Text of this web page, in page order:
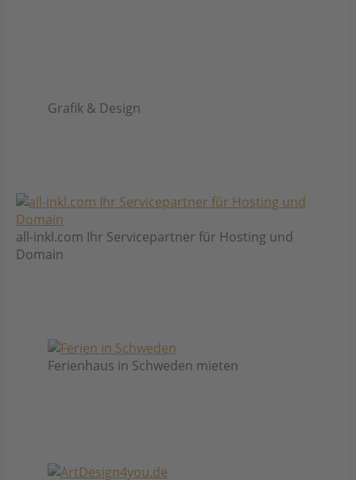
Grafik & Design
all-inkl.com Ihr Servicepartner für Hosting und
Domain
Ferienhaus in Schweden mieten